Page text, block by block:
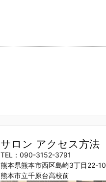
サロン アクセス方法
TEL：090-3152-3791
熊本県熊本市西区島崎3丁目22-10
熊本市立千原台高校前